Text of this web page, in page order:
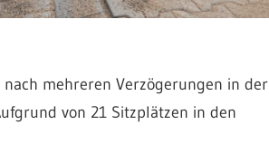
mehreren Verzögerungen in der
von 21 Sitzplätzen in den